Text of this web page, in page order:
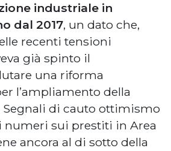
industriale in
dal 2017, un dato che,
recenti tensioni
già spinto il
una riforma
l’ampliamento della
Segnali di cauto ottimismo
numeri sui prestiti in Area
ancora al di sotto della